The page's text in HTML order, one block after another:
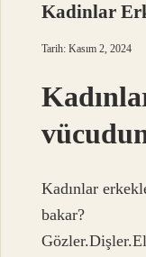
Kadinlar
Tarih: Kasım 2, 2024
Kadınlar
bakar?